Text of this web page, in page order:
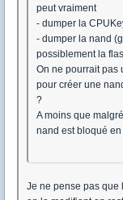
peut vraiment
- dumper la
- dumper la nand
possiblement la
On ne pourrait pas
pour créer une
?
A moins que
nand est bloqué
Je ne pense pas que